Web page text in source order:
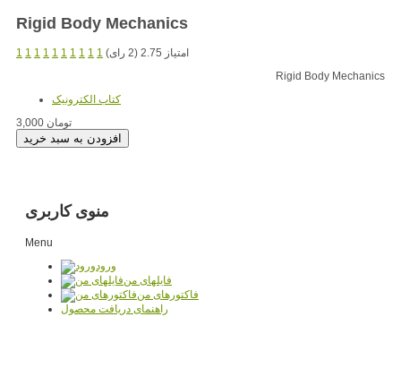
Rigid Body Mechanics
1 1 1 1 1 1 1 1 1 1
امتیاز 2.75 (2 رای)
Rigid Body Mechanics
کتاب الکترونيک
3,000 تومان
منوی کاربری
Menu
ورود
فایلهای من
فاکتورهای من
راهنمای دریافت محصول